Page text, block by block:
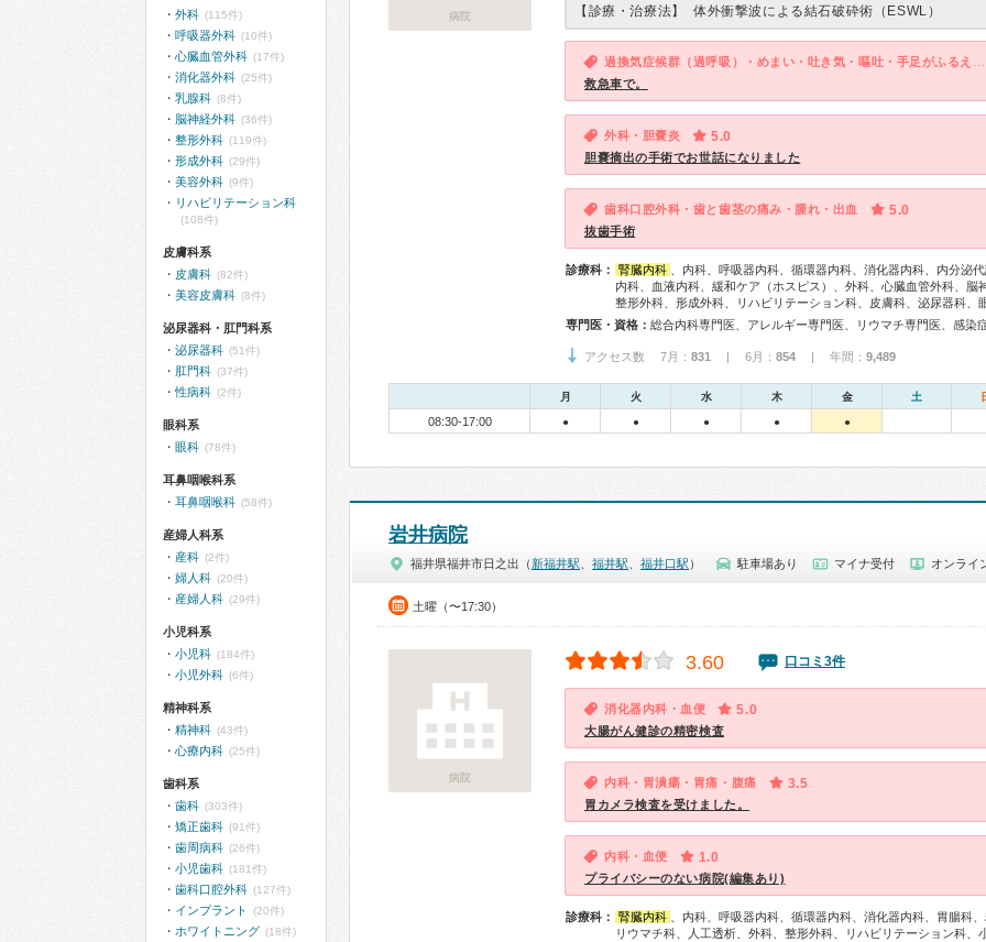
病院
【診療・治療法】
体外衝撃波による結石破砕術（ESWL）
救急車で。
外科・胆嚢炎 5.0
胆嚢摘出の手術でお世話になりました
歯科口腔外科・歯と歯茎の痛み・腫れ・出血 5.0
抜歯手術
診療科： 腎臓内科
、内科、呼吸器内科、循環器内科、消化器内科、内分泌
内科、血液内科、緩和ケア（ホスピス）、外科、心臓血管外科、脳
整形外科、形成外科、リハビリテーション科、皮膚科、泌尿器科、
専門医・資格：
アクセス数 7月： 831 | 6月： 854 | 年間： 9,489
月 火 水 木 金 土
08:30-17:00 ● ● ● ● ●
岩井病院
福井県福井市日之出（ 新福井駅 福井駅 福井口駅 ） 駐車場あり マイナ受付 オンライ
土曜（〜17:30）
病院
3.60 口コミ3件
消化器内科・血便 5.0
大腸がん健診の精密検査
内科・胃潰瘍・胃痛・腹痛 3.5
胃カメラ検査を受けました。
内科・血便 1.0
プライバシーのない病院(編集あり)
診療科： 腎臓内科
、内科、呼吸器内科、循環器内科、消化器内科、胃腸科
リウマチ科、人工透析、外科、整形外科、リハビリテーション科、
外科 (115件)
呼吸器外科 (10件)
心臓血管外科 (17件)
消化器外科 (25件)
乳腺科 (8件)
脳神経外科 (36件)
整形外科 (119件)
形成外科 (29件)
美容外科 (9件)
リハビリテーション科
(108件)
皮膚科系
皮膚科 (82件)
美容皮膚科 (8件)
泌尿器科・肛門科系
泌尿器科 (51件)
肛門科 (37件)
性病科 (2件)
眼科系
眼科 (78件)
耳鼻咽喉科系
耳鼻咽喉科 (58件)
産婦人科系
産科 (2件)
婦人科 (20件)
産婦人科 (29件)
小児科系
小児科 (184件)
小児外科 (6件)
精神科系
精神科 (43件)
心療内科 (25件)
歯科系
歯科 (303件)
矯正歯科 (91件)
歯周病科 (26件)
小児歯科 (181件)
歯科口腔外科 (127件)
インプラント (20件)
ホワイトニング (18件)